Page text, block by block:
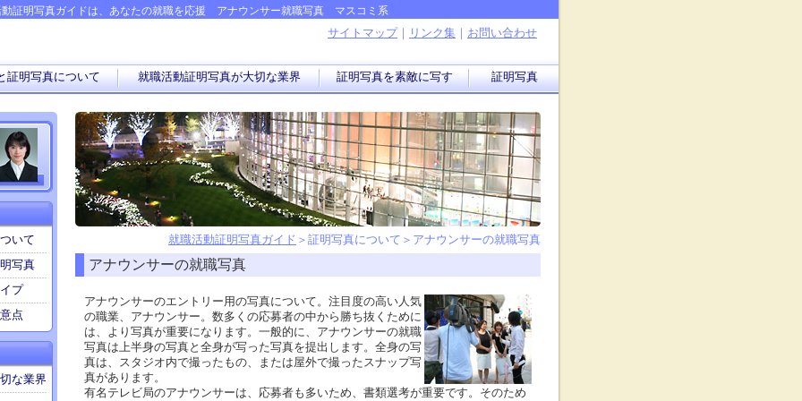
証明写真ガイドは、あなたの就職を応援 アナウンサー就職写真 マスコミ系
サイトマップ
リンク集 お問い合わせ
証明写真について 就職活動証明写真が大切な業界 証明写真を素敵に写す 証明写真
いて
写真
プ
点
な業界
就職活動証明写真ガイド ＞証明写真について＞アナウンサーの就職写真
アナウンサーの就職写真
アナウンサーのエントリー用の写真について。注目度の高い人気
の職業、アナウンサー。数多くの応募者の中から勝ち抜くために
は、より写真が重要になります。一般的に、アナウンサーの就職
写真は上半身の写真と全身が写った写真を提出します。全身の写
真は、スタジオ内で撮ったもの、または屋外で撮ったスナップ写
真があります。
有名テレビ局のアナウンサーは、応募者も多いため、書類選考が重要です。そのため